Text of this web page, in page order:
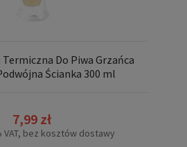
Do Piwa Grzańca
Ścianka 300 ml
7,99 zł
VAT, bez kosztów dostawy